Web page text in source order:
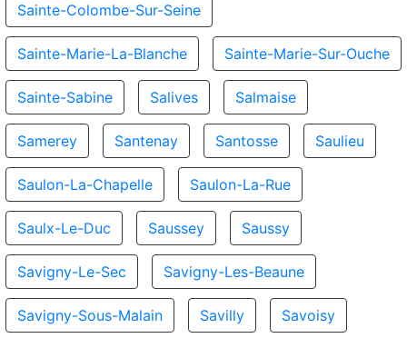
Sainte-Colombe-Sur-Seine
Sainte-Marie-La-Blanche Sainte-Marie-Sur-Ouche
Sainte-Sabine Salives Salmaise
Samerey Santenay Santosse Saulieu
Saulon-La-Chapelle Saulon-La-Rue
Saulx-Le-Duc Saussey Saussy
Savigny-Le-Sec Savigny-Les-Beaune
Savigny-Sous-Malain Savilly Savoisy